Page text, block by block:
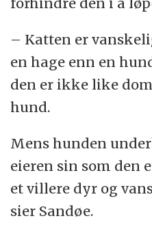
– Katten er
en hage enn en
den er ikke like
hund.
Mens hunden
eieren sin som den
et villere dyr og
sier Sandøe.